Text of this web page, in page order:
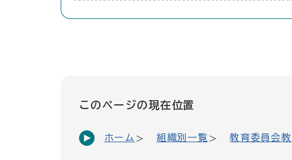
このページの現在位置
ホーム 組織別一覧 教育委員会